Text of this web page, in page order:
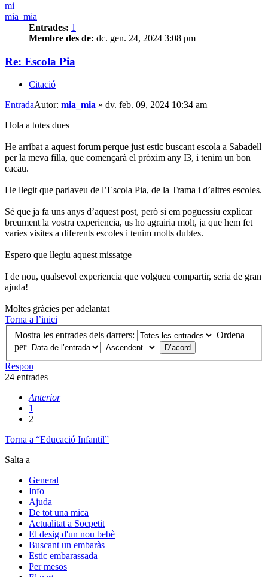
mi
mia_mia
Entrades: 1
Membre des de: dc. gen. 24, 2024 3:08 pm
Re: Escola Pia
Citació
EntradaAutor: mia_mia » dv. feb. 09, 2024 10:34 am
Hola a totes dues
He arribat a aquest forum perque just estic buscant escola a Sabadell
per la meva filla, que començarà el pròxim any I3, i tenim un bon
cacau.
He llegit que parlaveu de l’Escola Pia, de la Trama i d’altres escoles.
Sé que ja fa uns anys d’aquest post, però si em poguessiu explicar
breument la vostra experiencia, us ho agrairia molt, ja que hem fet
varies visites a diferents escoles i tenim molts dubtes.
Espero que llegiu aquest missatge
I de nou, qualsevol experiencia que volgueu compartir, seria de gran
ajuda!
Moltes gràcies per adelantat
Torna a l’inici
Mostra les entrades dels darrers:
Ordena
per
Respon
24 entrades
Anterior
1
2
Torna a “Educació Infantil”
Salta a
General
Info
Ajuda
De tot una mica
Actualitat a Socpetit
El desig d'un nou bebè
Buscant un embaràs
Estic embarassada
Per mesos